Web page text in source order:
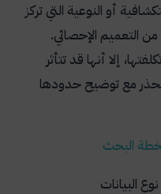
أو النوعية التي تركز
التعميم الإحصائي.
إلا أنها قد تتأثر
بحذر مع توضيح حدودها
البحث
البيانات